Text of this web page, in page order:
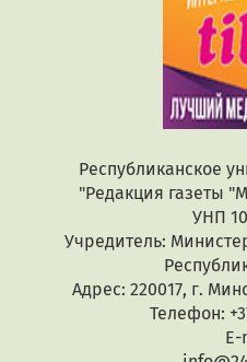
Республиканское
"Редакция газеты
УНП
Учредитель:
Адрес: 220017, г.
Телефон: